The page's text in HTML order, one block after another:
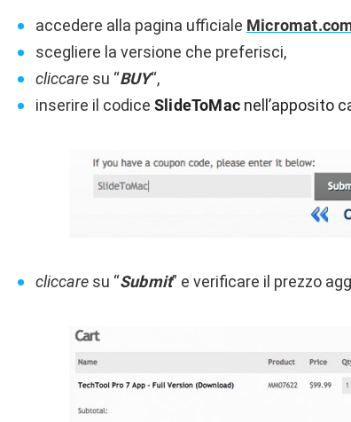
accedere alla pagina ufficiale
scegliere la versione che preferisci,
cliccare su “BUY“,
inserire il codice SlideToMac nell’apposito
cliccare su “Submit” e verificare il prezzo